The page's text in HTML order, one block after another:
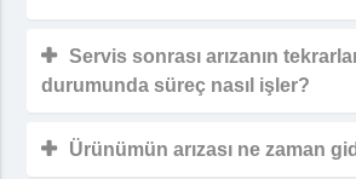
Servis sonrası arızanın
durumunda süreç nasıl işler?
Ürünümün arızası ne zaman